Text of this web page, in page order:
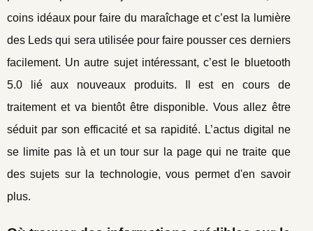
coins idéaux pour faire du maraîchage et c’est la lumière
des Leds qui sera utilisée pour faire pousser ces derniers
facilement. Un autre sujet intéressant, c’est le bluetooth
5.0 lié aux nouveaux produits. Il est en cours de
traitement et va bientôt être disponible. Vous allez être
séduit par son efficacité et sa rapidité. L’actus digital ne
se limite pas là et un tour sur la page qui ne traite que
des sujets sur la technologie, vous permet d'en savoir
plus.